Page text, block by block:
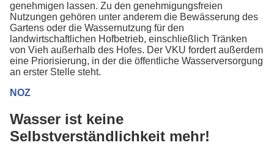
genehmigen lassen. Zu den genehmigungsfreien
Nutzungen gehören unter anderem die Bewässerung des
Gartens oder die Wassernutzung für den
landwirtschaftlichen Hofbetrieb, einschließlich Tränken
von Vieh außerhalb des Hofes. Der VKU fordert außerdem
eine Priorisierung, in der die öffentliche Wasserversorgung
an erster Stelle steht.
NOZ
Wasser ist keine
Selbstverständlichkeit mehr!